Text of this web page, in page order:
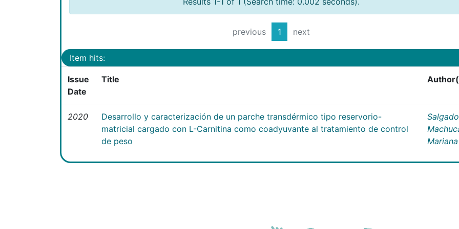
previous 1 next
Item hits:
Issue
Date
Title
2020
Desarrollo y caracterización de un parche transdérmico tipo reservorio-
matricial cargado con L-Carnitina como coadyuvante al tratamiento de control
de peso
Salgado
Mariana